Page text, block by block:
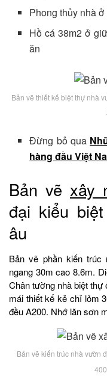
Phong thủy nhà
Hồ cá 38m2 ở
ăn
Bản vẽ thiết kế biệt thự nhà
Đừng bỏ qua
hàng đầu Việt
Bản vẽ xây
đại kiểu
âu
Bản vẽ phần kiến trúc
ngang 30m cao 8.6m.
Chân tường nhà biệt
mái thiết kế kẻ chỉ lỏm
đều A200. Nhớ lăn sơn
Bản vẽ kiến trúc nhà vườn